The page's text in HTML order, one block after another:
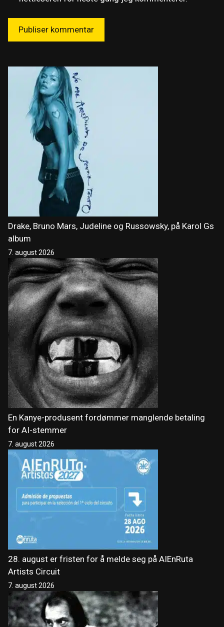
Drake, Bruno Mars, Judeline og Russowsky, på Karol Gs
album
7. august 2026
En Kanye-produsent fordømmer manglende betaling
for AI-stemmer
7. august 2026
28. august er fristen for å melde seg på AIEnRuta
Artists Circuit
7. august 2026